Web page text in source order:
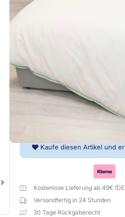
Praktischer
-
'Hellgrün'
–
135x200,
140x200
Renforcé,
Menge
+
Kaufe diesen Artikel und
Kostenlose Lieferung ab 49€
Versandfertig in 24 Stunden
30 Tage Rückgaberecht